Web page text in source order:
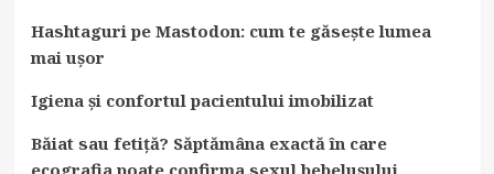
Hashtaguri pe Mastodon: cum te găsește lumea
mai ușor
Igiena și confortul pacientului imobilizat
Băiat sau fetiță? Săptămâna exactă în care
ecografia poate confirma sexul bebelușului